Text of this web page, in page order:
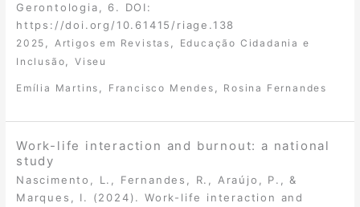
Gerontologia, 6. DOI:
https://doi.org/10.61415/riage.138
2025 Artigos em Revistas
Educação Cidadania e
Inclusão
,Viseu
Emília Martins , Francisco Mendes , Rosina Fernandes
Work-life interaction and burnout: a national
study
Nascimento, L., Fernandes, R., Araújo, P., &
Marques, I. (2024). Work-life interaction and